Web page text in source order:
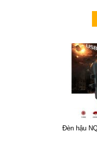
Đèn hậu